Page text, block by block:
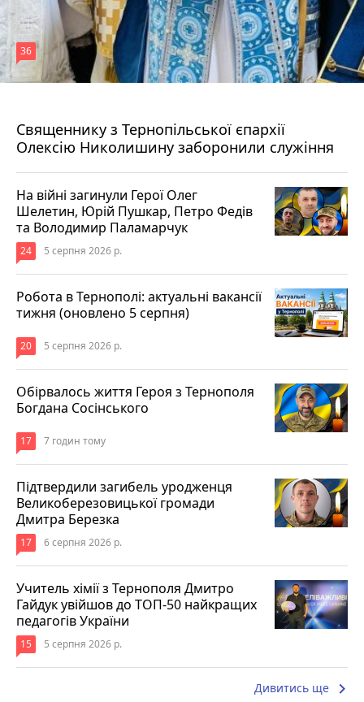
Священнику з Тернопільської єпархії
Олексію Николишину заборонили служіння
36
На війні загинули Герої Олег
Шелетин, Юрій Пушкар, Петро Федів
та Володимир Паламарчук
24 5 серпня 2026 р.
Робота в Тернополі: актуальні вакансії
тижня (оновлено 5 серпня)
20 5 серпня 2026 р.
Обірвалось життя Героя з Тернополя
Богдана Сосінського
17 7 годин тому
Підтвердили загибель уродженця
Великоберезовицької громади
Дмитра Березка
17 6 серпня 2026 р.
Учитель хімії з Тернополя Дмитро
Гайдук увійшов до ТОП-50 найкращих
педагогів України
15 5 серпня 2026 р.
Дивитись ще keyboard_arrow_right